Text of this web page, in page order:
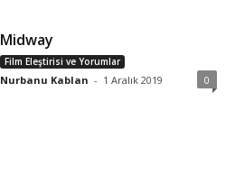
Midway
Film Eleştirisi ve Yorumlar
Nurbanu Kablan - 1 Aralık 2019 0